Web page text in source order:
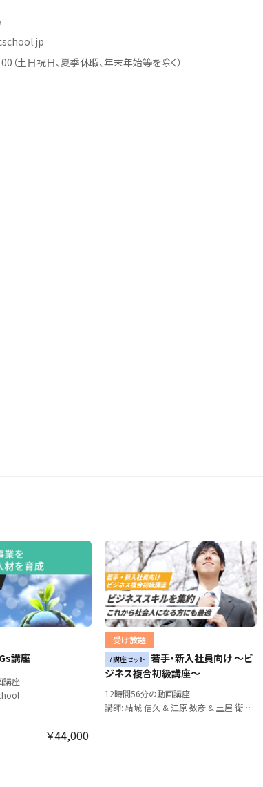
土日祝日、夏季休暇、年末年始等を除く）
講座
講座
￥44,000
受け放題
7講座セット 若手・新入社員向け ～ビ
ジネス複合初級講座～
12時間56分の動画講座
講師: 結城 信久 & 江原 数彦 & 土屋 衛治郎 & 遠藤 康平 & 国分さやか